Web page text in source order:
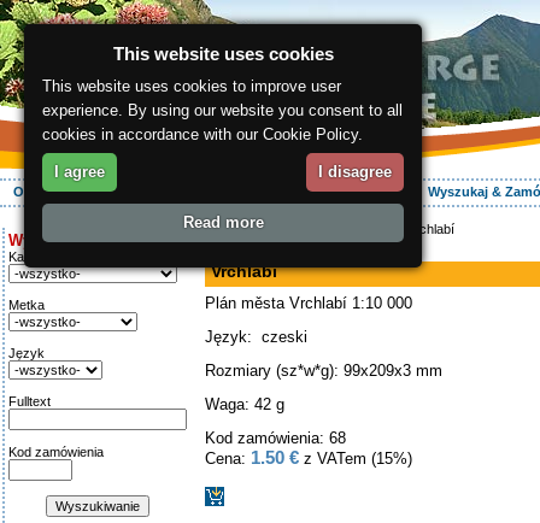
O regionie Aktywnie Zakwaterowanie Wyszukaj &
Wyszukiwanie:
Kategoria
Metka
Język
Fulltext
Kod zamówienia
ergis.cz> > Vrchlabí
Vrchlabí
Plán města Vrchlabí 1:10 000
Język: czeski
Rozmiary (sz*w*g): 99x209x3 mm
Waga: 42 g
Kod zamówienia: 68
Cena: 1.50 € z VATem (15%)
This website uses cookies
This website uses cookies to improve user
experience. By using our website you consent to all
cookies in accordance with our Cookie Policy.
I agree I disagree
Read more